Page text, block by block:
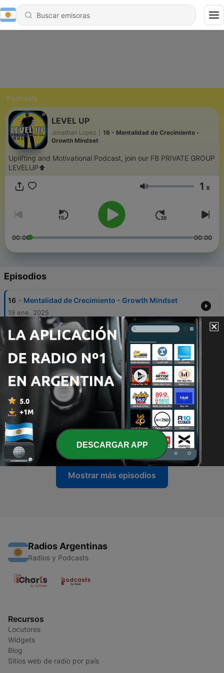
Podcasts
LEVEL UP
Jonathan Lopez
16 - Mentalidad de Crecimiento -
Growth Mindset
Uplifting and Motivational Podcast, join our FB PRIVATE GROUP
LEVELUP⬆️
Volumen 1 x
00:00 00:00
Episodios
16 - Mentalidad de Crecimiento - Growth Mindset
19 ene. 2025
15 - Del Exilio al Exito - Venezuela Libre (Subtitles)
14 - BEYOND THE GAME
20 nov. 2024
13 - The Inspiring Origins (subtitles)
19 ago. 2024
12 - ADAPTATE Y SUPERA
31 mayo 2024
Mostrar más episodios
Radios Argentinas
Radios y Podcasts
Recursos
Locutores
Widgets
Blog
Sitios web de radio por país
DESCARGAR APP